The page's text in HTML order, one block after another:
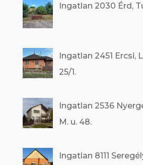
Ingatlan 2030 Érd,
Ingatlan 2451 Ercsi,
25/1.
Ingatlan 2536
M. u. 48.
Ingatlan 8111